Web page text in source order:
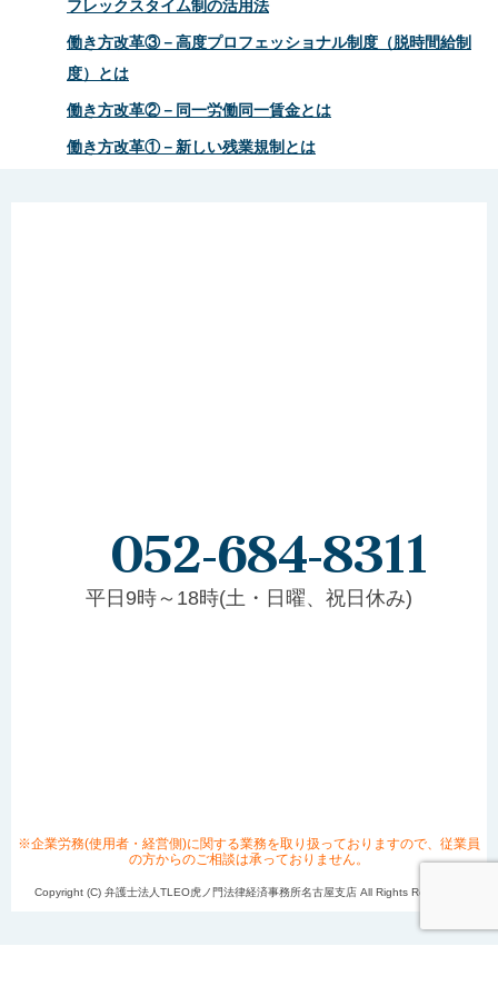
フレックスタイム制の活用法
働き方改革③－高度プロフェッショナル制度（脱時間給制
度）とは
働き方改革②－同一労働同一賃金とは
働き方改革①－新しい残業規制とは
052-684-8311
平日9時～18時(土・日曜、祝日休み)
※企業労務(使用者・経営側)に関する業務を取り扱っておりますので、従業員
の方からのご相談は承っておりません。
Copyright (C) 弁護士法人TLEO虎ノ門法律経済事務所名古屋支店 All Rights Reserved.